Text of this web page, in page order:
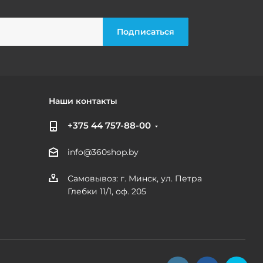
Наши контакты
+375 44 757-88-00
info@360shop.by
Самовывоз: г. Минск, ул. Петра
Глебки 11/1, оф. 205